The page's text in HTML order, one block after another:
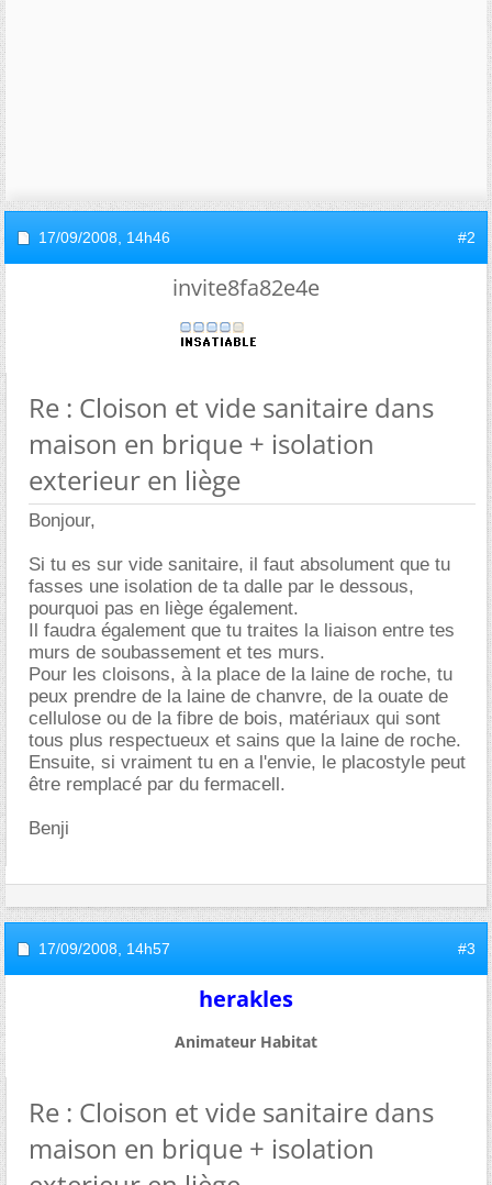
17/09/2008, 14h46 #2
invite8fa82e4e
Re : Cloison et vide sanitaire dans
maison en brique + isolation
exterieur en liège
Bonjour,
Si tu es sur vide sanitaire, il faut absolument que tu
fasses une isolation de ta dalle par le dessous,
pourquoi pas en liège également.
Il faudra également que tu traites la liaison entre tes
murs de soubassement et tes murs.
Pour les cloisons, à la place de la laine de roche, tu
peux prendre de la laine de chanvre, de la ouate de
cellulose ou de la fibre de bois, matériaux qui sont
tous plus respectueux et sains que la laine de roche.
Ensuite, si vraiment tu en a l'envie, le placostyle peut
être remplacé par du fermacell.
Benji
17/09/2008, 14h57 #3
herakles
Animateur Habitat
Re : Cloison et vide sanitaire dans
maison en brique + isolation